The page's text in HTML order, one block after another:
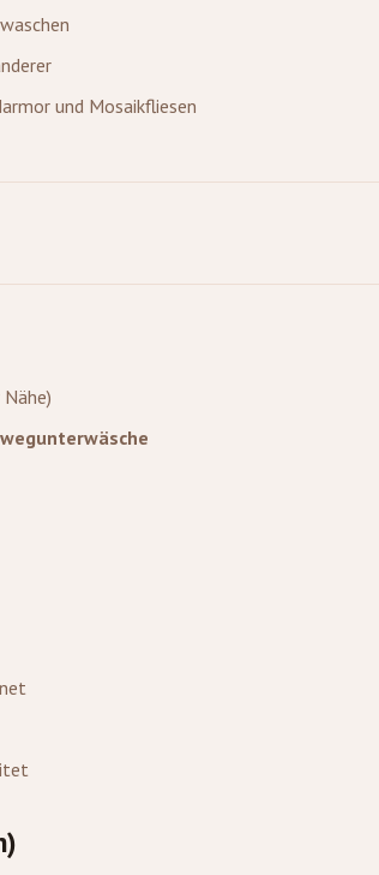
und Mosaikfliesen